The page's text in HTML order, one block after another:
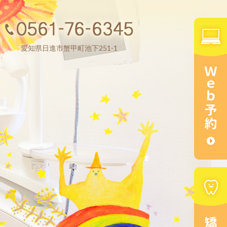
愛知県日進市蟹甲町池下251-1